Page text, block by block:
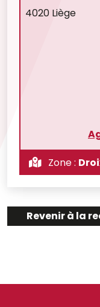
4020 Liège
Zone :
Revenir à la